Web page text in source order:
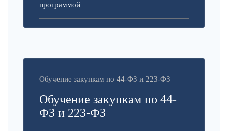
программой
Обучение закупкам по 44-ФЗ и 223-ФЗ
Обучение закупкам по 44-
ФЗ и 223-ФЗ